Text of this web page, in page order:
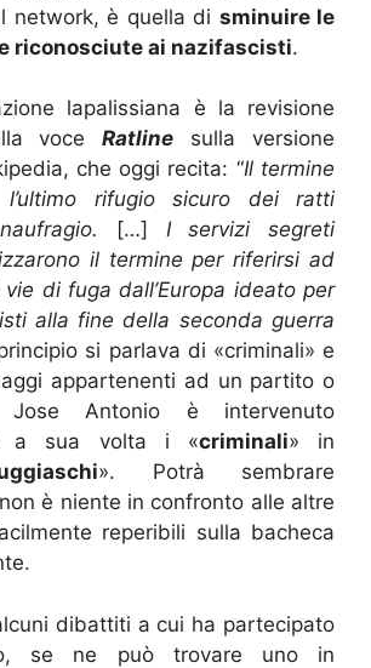
network, è quella di sminuire le
riconosciute ai nazifascisti.
lapalissiana è la revisione
voceRatline sulla versione
che oggi recita: “Il termine
l’ultimo rifugio sicuro dei ratti
[…] I servizi segreti
il termine per riferirsi ad
di fuga dall’Europa ideato per
alla fine della seconda guerra
si parlava di «criminali» e
appartenenti ad un partito o
Jose Antonio è intervenuto
a sua volta i «criminali» in
». Potrà sembrare
è niente in confronto alle altre
reperibili sulla bacheca
dibattiti a cui ha partecipato
se ne può trovare uno in